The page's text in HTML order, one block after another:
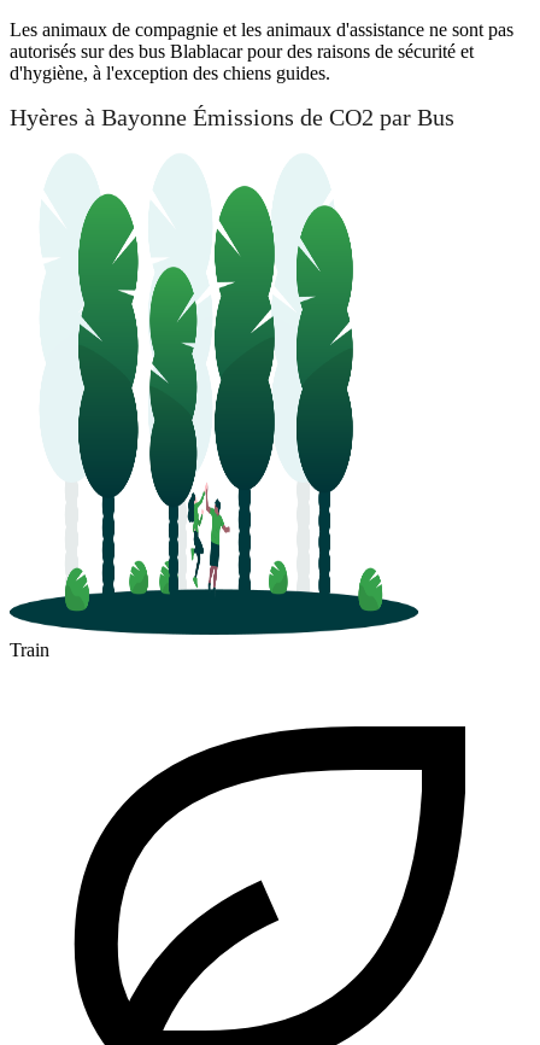
Les animaux de compagnie et les animaux d'assistance ne sont pas
autorisés sur des bus Blablacar pour des raisons de sécurité et
d'hygiène, à l'exception des chiens guides.
Hyères à Bayonne Émissions de CO2 par Bus
Train